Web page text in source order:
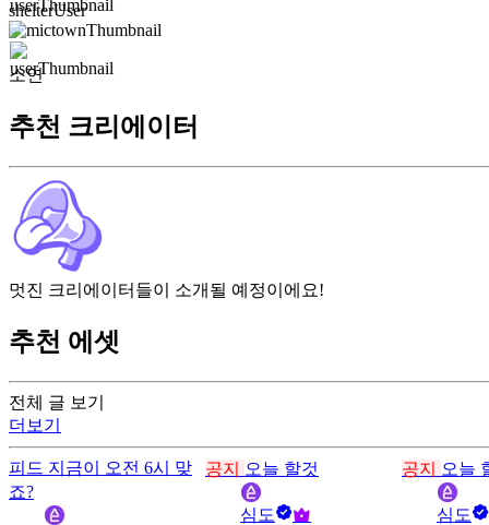
전체 글 보기
더보기
피드 지금이 오전 6시 맞
죠?
공지 오늘 할것
심도
공지 오늘
심도
shelterUser
소연
추천 크리에이터
멋진 크리에이터들이 소개될 예정이에요!
추천 에셋